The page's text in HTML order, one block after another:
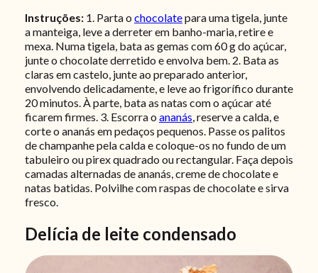
Instruções: 1. Parta o chocolatepara uma tigela, junte
a manteiga, leve a derreter em banho-maria, retire e
mexa. Numa tigela, bata as gemas com 60 g do açúcar,
junte o chocolate derretido e envolva bem. 2. Bata as
claras em castelo, junte ao preparado anterior,
envolvendo delicadamente, e leve ao frigorífico durante
20 minutos. À parte, bata as natas com o açúcar até
ficarem firmes. 3. Escorra o ananás, reserve a calda, e
corte o ananás em pedaços pequenos. Passe os palitos
de champanhe pela calda e coloque-os no fundo de um
tabuleiro ou pirex quadrado ou rectangular. Faça depois
camadas alternadas de ananás, creme de chocolate e
natas batidas. Polvilhe com raspas de chocolate e sirva
fresco.
Delícia de leite condensado